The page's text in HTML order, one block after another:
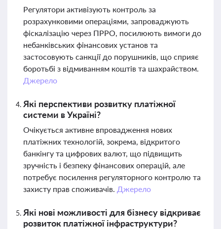
Регулятори активізують контроль за
розрахунковими операціями, запроваджують
фіскалізацію через ПРРО, посилюють вимоги до
небанківських фінансових установ та
застосовують санкції до порушників, що сприяє
боротьбі з відмиванням коштів та шахрайством.
Джерело
Які перспективи розвитку платіжної
системи в Україні?
Очікується активне впровадження нових
платіжних технологій, зокрема, відкритого
банкінгу та цифрових валют, що підвищить
зручність і безпеку фінансових операцій, але
потребує посилення регуляторного контролю та
захисту прав споживачів. Джерело
Які нові можливості для бізнесу відкриває
розвиток платіжної інфраструктури?